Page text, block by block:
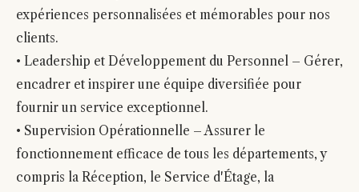
expériences personnalisées et mémorables pour nos
clients.
• Leadership et Développement du Personnel – Gérer,
encadrer et inspirer une équipe diversifiée pour
fournir un service exceptionnel.
• Supervision Opérationnelle – Assurer le
fonctionnement efficace de tous les départements, y
compris la Réception, le Service d'Étage, la